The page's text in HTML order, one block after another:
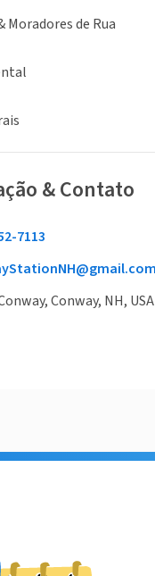
Moradores de Rua
& Contato
7113
Conway, NH, USA